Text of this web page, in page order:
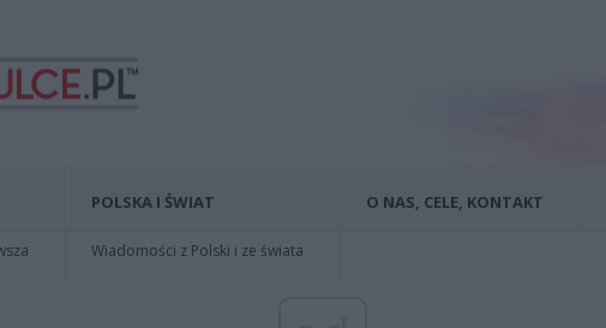
POLSKA I ŚWIAT
Wiadomości z Polski i ze świata
O NAS, CELE, KONTAKT